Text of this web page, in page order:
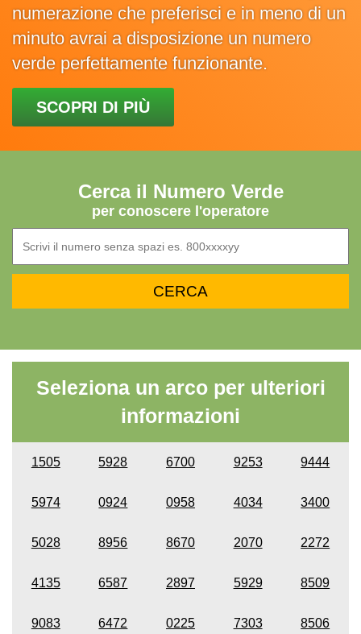
numerazione che preferisci e in meno di un
minuto avrai a disposizione un numero
verde perfettamente funzionante.
SCOPRI DI PIÙ
Cerca il Numero Verde
per conoscere l'operatore
Seleziona un arco per ulteriori
informazioni
1505 5928 6700 9253 9444
5974 0924 0958 4034 3400
5028 8956 8670 2070 2272
4135 6587 2897 5929 8509
9083 6472 0225 7303 8506